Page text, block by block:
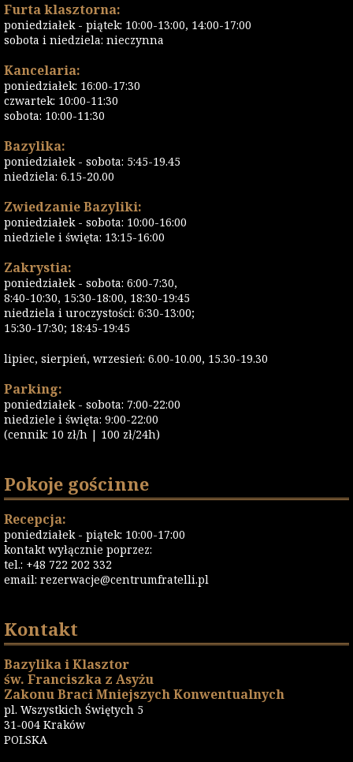
Furta klasztorna:
poniedziałek - piątek: 10:00-13:00, 14:00-17:00
sobota i niedziela: nieczynna
Kancelaria:
poniedziałek: 16:00-17:30
czwartek: 10:00-11:30
sobota: 10:00-11:30
Bazylika:
poniedziałek - sobota: 5:45-19.45
niedziela: 6.15-20.00
Zwiedzanie Bazyliki:
poniedziałek - sobota: 10:00-16:00
niedziele i święta: 13:15-16:00
Zakrystia:
poniedziałek - sobota: 6:00-7:30,
8:40-10:30, 15:30-18:00, 18:30-19:45
niedziela i uroczystości: 6:30-13:00;
15:30-17:30; 18:45-19:45
lipiec, sierpień, wrzesień: 6.00-10.00, 15.30-19.30
Parking:
poniedziałek - sobota: 7:00-22:00
niedziele i święta: 9:00-22:00
(cennik: 10 zł/h | 100 zł/24h)
Pokoje gościnne
Recepcja:
poniedziałek - piątek: 10:00-17:00
kontakt wyłącznie poprzez:
tel.: +48 722 202 332
email: rezerwacje@centrumfratelli.pl
Kontakt
Bazylika i Klasztor
św. Franciszka z Asyżu
Zakonu Braci Mniejszych Konwentualnych
pl. Wszystkich Świętych 5
31-004 Kraków
POLSKA